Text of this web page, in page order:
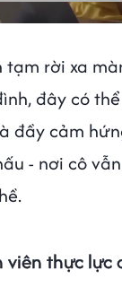
rời xa
đây có
đầy cảm
- nơi cô
viên thực lực